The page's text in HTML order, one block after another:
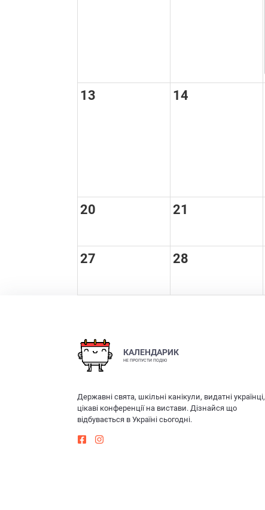
13 14
20 21
27 28
КАЛЕНДАРИК
НЕ ПРОПУСТИ ПОДІЮ
Державні свята, шкільні канікули, видатні українці,
цікаві конференції на вистави. Дізнайся що
відбувається в Україні сьогодні.